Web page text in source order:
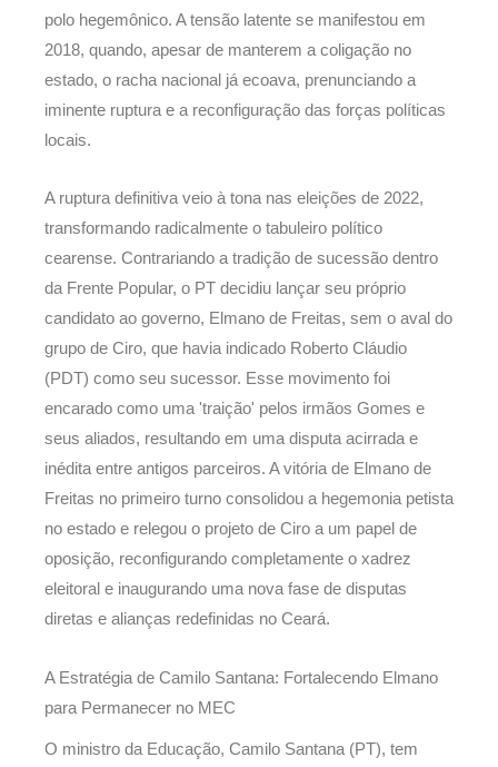
polo hegemônico. A tensão latente se manifestou em
2018, quando, apesar de manterem a coligação no
estado, o racha nacional já ecoava, prenunciando a
iminente ruptura e a reconfiguração das forças políticas
locais.
A ruptura definitiva veio à tona nas eleições de 2022,
transformando radicalmente o tabuleiro político
cearense. Contrariando a tradição de sucessão dentro
da Frente Popular, o PT decidiu lançar seu próprio
candidato ao governo, Elmano de Freitas, sem o aval do
grupo de Ciro, que havia indicado Roberto Cláudio
(PDT) como seu sucessor. Esse movimento foi
encarado como uma 'traição' pelos irmãos Gomes e
seus aliados, resultando em uma disputa acirrada e
inédita entre antigos parceiros. A vitória de Elmano de
Freitas no primeiro turno consolidou a hegemonia petista
no estado e relegou o projeto de Ciro a um papel de
oposição, reconfigurando completamente o xadrez
eleitoral e inaugurando uma nova fase de disputas
diretas e alianças redefinidas no Ceará.
A Estratégia de Camilo Santana: Fortalecendo Elmano
para Permanecer no MEC
O ministro da Educação, Camilo Santana (PT), tem